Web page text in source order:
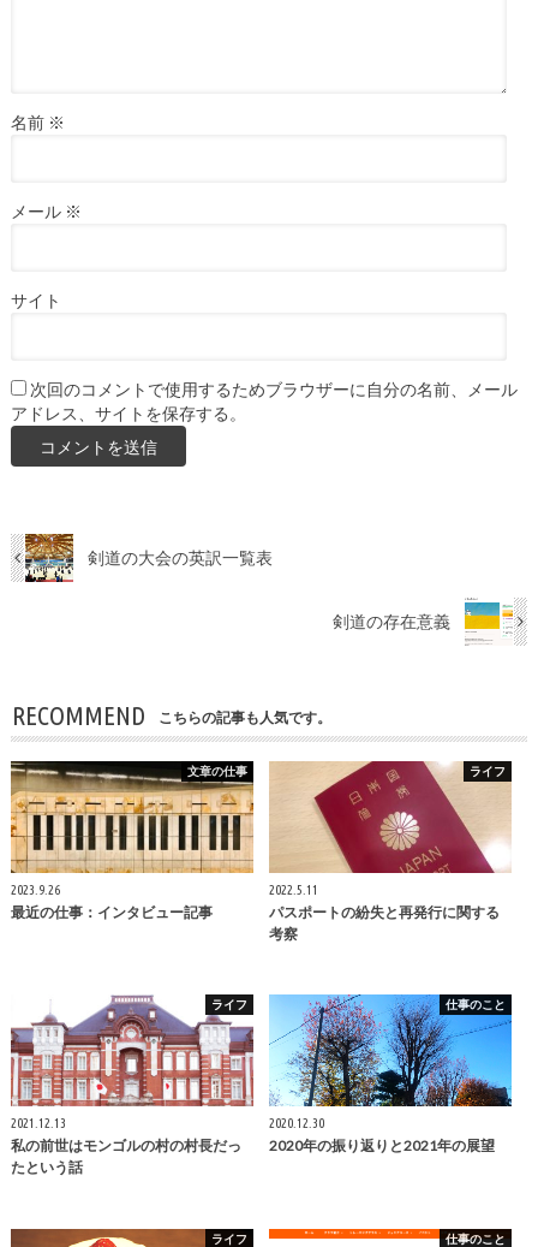
名前 ※
メール ※
サイト
次回のコメントで使用するためブラウザーに自分の名前、メール
アドレス、サイトを保存する。
剣道の大会の英訳一覧表
剣道の存在意義
RECOMMEND こちらの記事も人気です。
文章の仕事
2023.9.26
最近の仕事：インタビュー記事
ライフ
2022.5.11
パスポートの紛失と再発行に関する
考察
ライフ
2021.12.13
私の前世はモンゴルの村の村長だっ
たという話
仕事のこと
2020.12.30
2020年の振り返りと2021年の展望
ライフ 仕事のこと